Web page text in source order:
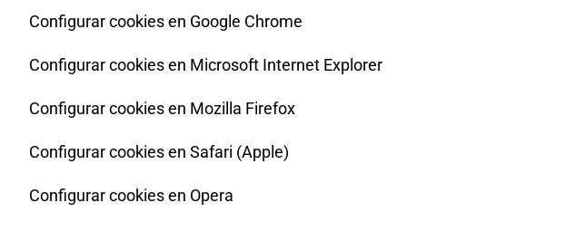
Configurar cookies en Google Chrome
Configurar cookies en Microsoft Internet Explorer
Configurar cookies en Mozilla Firefox
Configurar cookies en Safari (Apple)
Configurar cookies en Opera